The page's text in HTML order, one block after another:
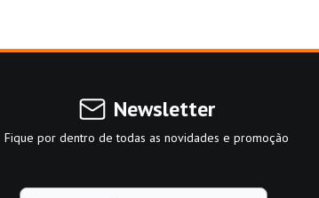
Newsletter
Fique por dentro de todas as novidades e promoção